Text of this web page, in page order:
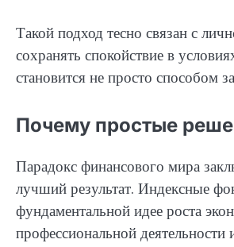
Такой подход тесно связан с
сохранять спокойствие в
становится не просто способом
Почему простые
Парадокс финансового мира
лучший результат. Индексные
фундаментальной идее роста
профессиональной